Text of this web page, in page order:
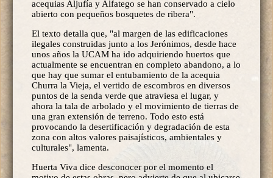
acequias Aljufía y Alfatego se han conservado a cielo
abierto con pequeños bosquetes de ribera".
El texto detalla que, "al margen de las edificaciones
ilegales construidas junto a los Jerónimos, desde hace
unos años la UCAM ha ido adquiriendo huertos que
actualmente se encuentran en completo abandono, a lo
que hay que sumar el entubamiento de la acequia
Churra la Vieja, el vertido de escombros en diversos
puntos de la senda verde que atraviesa el lugar, y
ahora la tala de arbolado y el movimiento de tierras de
una gran extensión de terreno. Todo esto está
provocando la desertificación y degradación de esta
zona con altos valores paisajísticos, ambientales y
culturales", lamenta.
Huerta Viva dice desconocer por el momento el